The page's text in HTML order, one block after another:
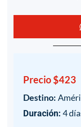
Precio $423
Destino:
Duración: 4